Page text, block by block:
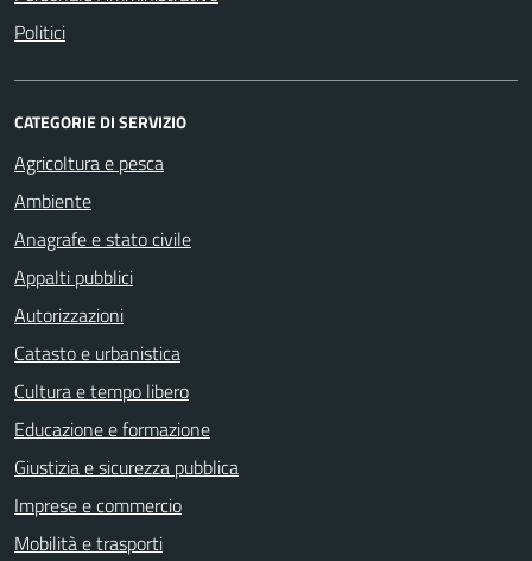
Politici
CATEGORIE DI SERVIZIO
Agricoltura e pesca
Ambiente
Anagrafe e stato civile
Appalti pubblici
Autorizzazioni
Catasto e urbanistica
Cultura e tempo libero
Educazione e formazione
Giustizia e sicurezza pubblica
Imprese e commercio
Mobilità e trasporti